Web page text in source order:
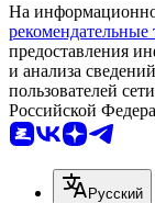
На
рекомендательные
предоставления
и анализа
пользователей
Российской
Русский